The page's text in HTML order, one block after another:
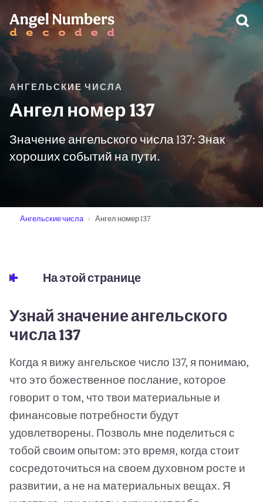
АНГЕЛЬСКИЕ ЧИСЛА
Ангел номер 137
Значение ангельского числа 137: Знак
хороших событий на пути.
Ангельские числа Ангел номер 137
На этой странице
Узнай значение ангельского
числа 137
Когда я вижу ангельское число 137, я понимаю,
что это божественное послание, которое
говорит о том, что твои материальные и
финансовые потребности будут
удовлетворены. Позволь мне поделиться с
тобой своим опытом: это время, когда стоит
сосредоточиться на своем духовном росте и
развитии, а не на материальных вещах. Я
ПРЕДУПРЕЖДЕНИЕ: